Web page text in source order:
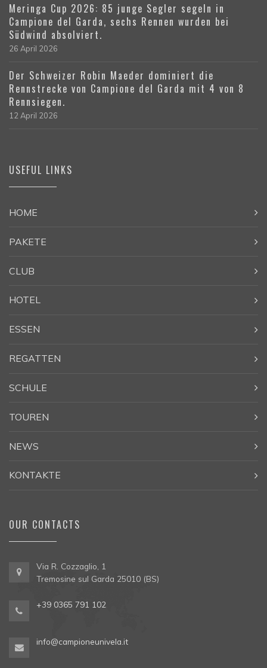
Meringa Cup 2026: 85 junge Segler segeln in
Campione del Garda, sechs Rennen wurden bei
Südwind absolviert.
26 April 2026
Der Schweizer Robin Maeder dominiert die
Rennstrecke von Campione del Garda mit 4 von 8
Rennsiegen.
12 April 2026
USEFUL LINKS
HOME
PAKETE
CLUB
HOTEL
ESSEN
REGATTEN
SCHULE
TOUREN
NEWS
KONTAKTE
OUR CONTACTS
Via R. Cozzaglio, 1
Tremosine sul Garda 25010 (BS)
+39 0365 791 102
info@campioneunivela.it